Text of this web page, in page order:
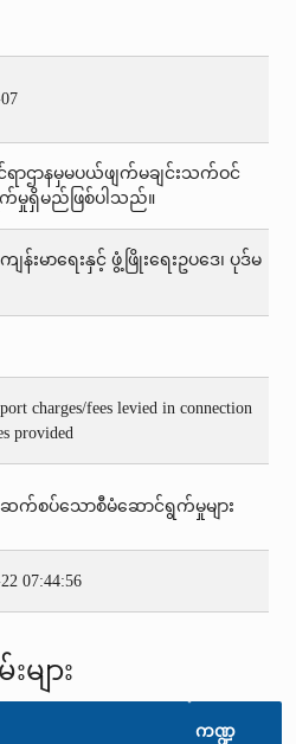
ဌာနမှမပယ်ဖျက်မချင်းသက်ဝင်
မှုရှိမည်ဖြစ်ပါသည်။
ျန်းမာရေးနှင့် ဖွံ့ဖြိုးရေးဥပဒေ၊ ပုဒ်မ
charges/fees levied in connection
provided
က်စပ်သောစီမံဆောင်ရွက်မှုများ
07:44:56
ျား
ကဏ္ဍ